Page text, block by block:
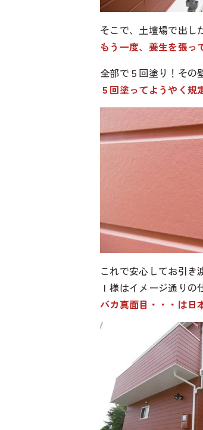
そこで、土壇場で出し
もう一度、養生を張っ
全部で５回塗り！その
５回塗ってようやく規
これで安心してお引き
Ｉ様はイメージ通り
バカ真面目・・・は日